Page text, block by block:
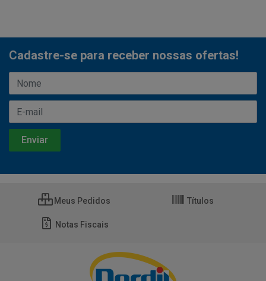
Cadastre-se para receber nossas ofertas!
Meus Pedidos Títulos
Notas Fiscais